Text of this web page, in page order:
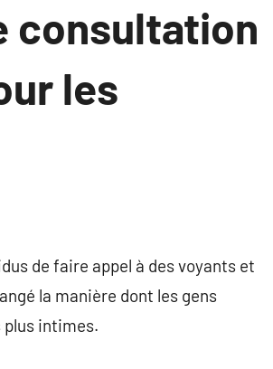
consultation
les
de faire appel à des voyants et
la manière dont les gens
plus intimes.